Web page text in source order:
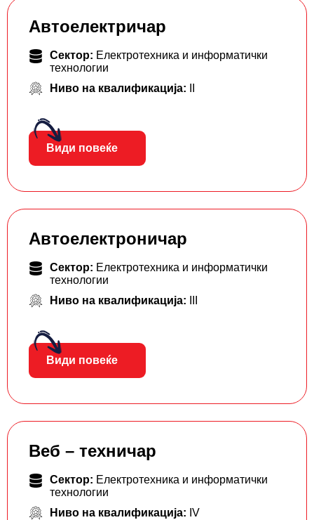
Автоелектричар
Сектор: Електротехника и информатички
технологии
Ниво на квалификација:
Види повеќе
Автоелектроничар
Сектор: Електротехника и информатички
технологии
Ниво на квалификација:
Види повеќе
Веб – техничар
Сектор: Електротехника и информатички
технологии
Ниво на квалификација: IV